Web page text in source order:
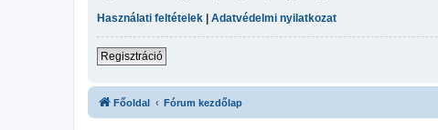
Használati feltételek | Adatvédelmi nyilatkozat
Regisztráció
Főoldal Fórum kezdőlap